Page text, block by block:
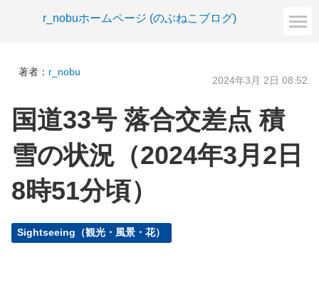
r_nobuホームページ (のぶねこブログ)
著者： r_nobu
2024年3月 2日 08:52
国道33号 落合交差点 積
雪の状況（2024年3月2日
8時51分頃）
Sightseeing（観光・風景・花）